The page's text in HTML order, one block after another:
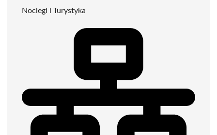
Noclegi i Turystyka